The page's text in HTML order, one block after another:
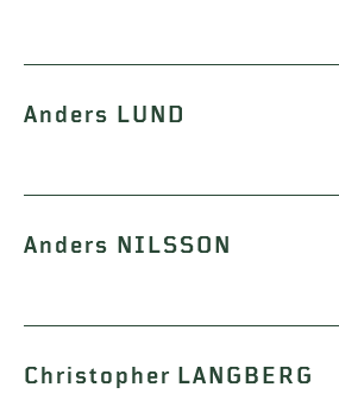
Anders LUND
Anders NILSSON
Christopher LANGBERG